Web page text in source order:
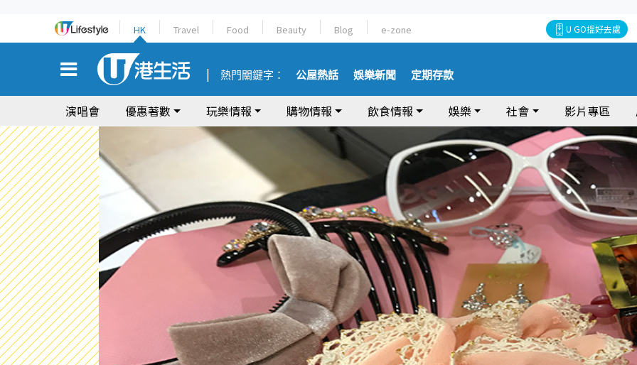
HK Travel Food Beauty Blog e-zone U GO搵好去處
熱門關鍵字： 公屋熱話 娛樂新聞 定期存款
演唱會 優惠著數 玩樂情報 購物情報 飲食情報 娛樂 社會 影片專區